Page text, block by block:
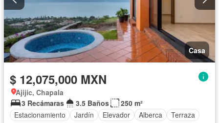
Casa
$ 12,075,000 MXN
Ajijic, Chapala
3 Recámaras
3.5 Baños
250 m²
Estacionamiento
Jardín Elevador Alberca Terraza